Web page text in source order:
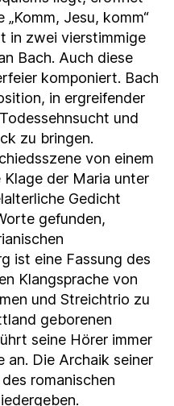
Jesu, komm“
in zwei vierstimmige
Bach. Auch diese
komponiert. Bach
in ergreifender
und
zu bringen.
von einem
der Maria unter
Gedicht
gefunden,
ist eine Fassung des
Klangsprache von
und Streichtrio zu
geborenen
seine Hörer immer
an. Die Archaik seiner
romanischen